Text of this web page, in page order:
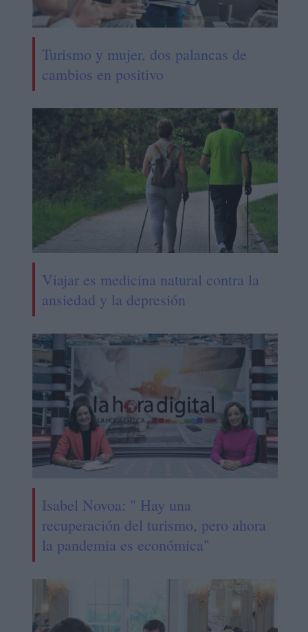
Turismo y mujer, dos palancas de
cambios en positivo
Viajar es medicina natural contra la
ansiedad y la depresión
Isabel Novoa: " Hay una
recuperación del turismo, pero ahora
la pandemia es económica"